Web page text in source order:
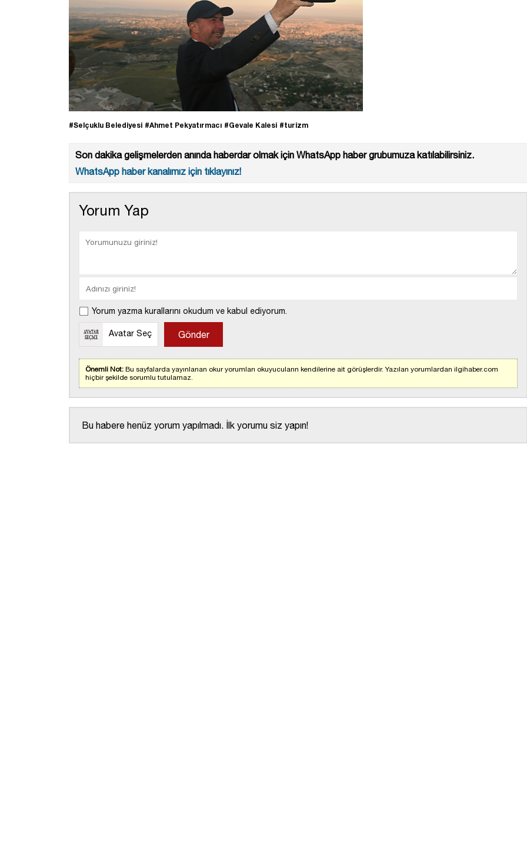
#Selçuklu Belediyesi #Ahmet Pekyatırmacı #Gevale Kalesi #turizm
Son dakika gelişmelerden anında haberdar olmak için WhatsApp haber grubumuza katılabilirsiniz.
WhatsApp haber kanalımız için tıklayınız!
Yorum Yap
Yorum yazma kurallarını okudum ve kabul ediyorum.
Avatar Seç
Önemli Not: Bu sayfalarda yayınlanan okur yorumları okuyucuların kendilerine ait görüşlerdir. Yazılan yorumlardan ilgihaber.com
hiçbir şekilde sorumlu tutulamaz.
Bu habere henüz yorum yapılmadı. İlk yorumu siz yapın!